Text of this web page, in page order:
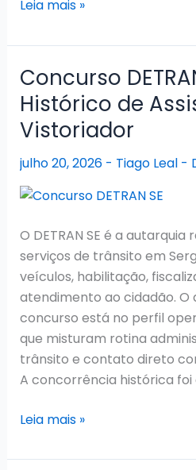
Concurso
SE
2026:
Resultado
final
publicado
convocações
no
Leia mais »
Concurso
Histórico de
Vistoriador
julho 20, 2026 - Tiago Leal -
O DETRAN SE é a
serviços de trânsito em
veículos, habilitação,
atendimento ao cidadão. O
concurso está no perfil
que misturam rotina
trânsito e contato direto
A concorrência histórica foi
Concurso
SE
Leia mais »